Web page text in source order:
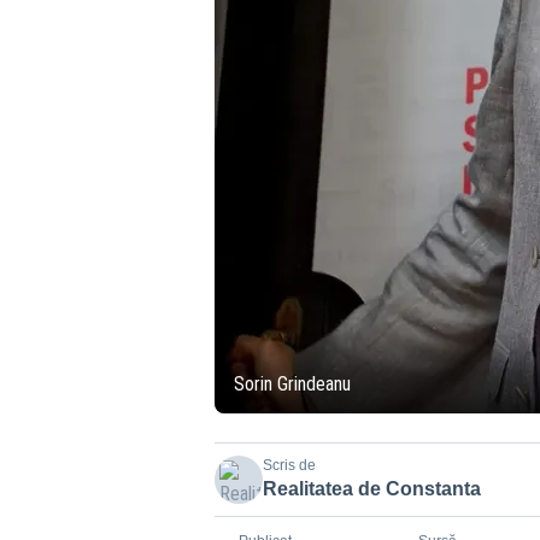
Sorin Grindeanu
Scris de
Realitatea de Constanta